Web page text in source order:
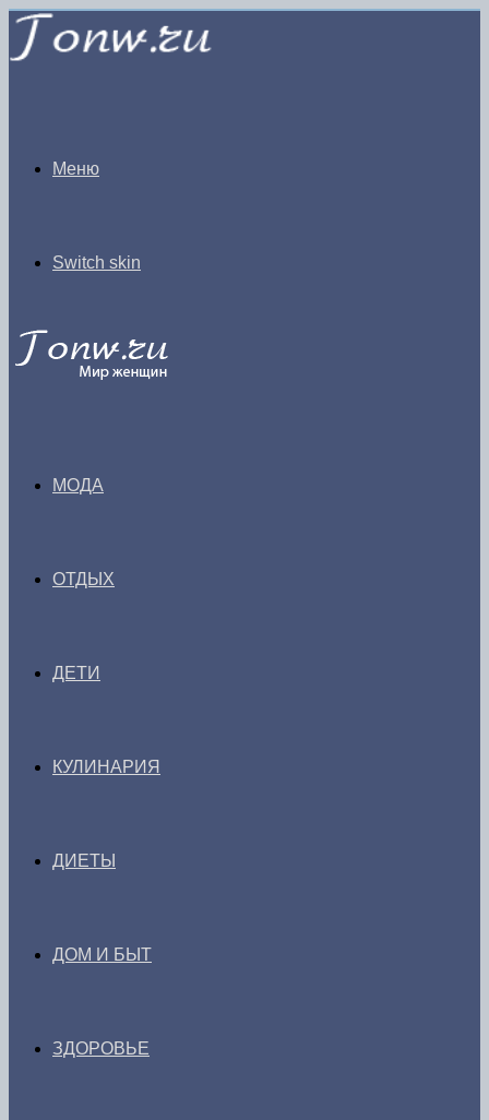
Меню
Switch skin
МОДА
ОТДЫХ
ДЕТИ
КУЛИНАРИЯ
ДИЕТЫ
ДОМ И БЫТ
ЗДОРОВЬЕ